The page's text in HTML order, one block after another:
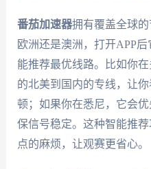
番茄加速器拥有覆盖全球的
欧洲还是澳洲，打开APP
能推荐最优线路。比如你
的北美到国内的专线，让
顿；如果你在悉尼，它会
保信号稳定。这种智能推
点的麻烦，让观赛更省心。